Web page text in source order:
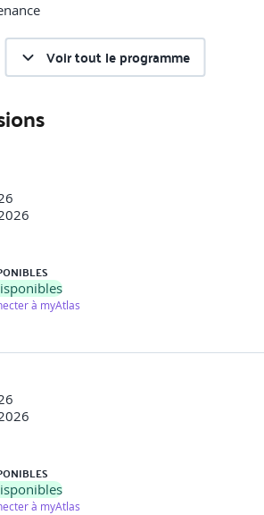
Voir tout le programme
à myAtlas
à myAtlas